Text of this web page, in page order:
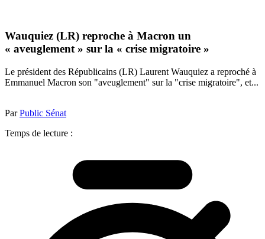
Wauquiez (LR) reproche à Macron un
« aveuglement » sur la « crise migratoire »
Le président des Républicains (LR) Laurent Wauquiez a reproché à
Emmanuel Macron son "aveuglement" sur la "crise migratoire", et...
ParPublic Sénat
Temps de lecture :